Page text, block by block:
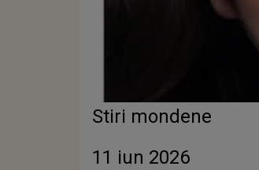
Stiri mondene
11 iun 2026